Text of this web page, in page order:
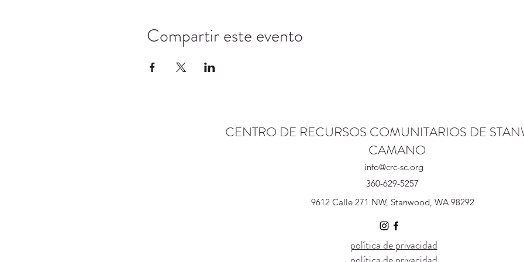
Compartir este evento
CENTRO DE RECURSOS COMUNITARIOS DE
CAMANO
info@crc-sc.org
360-629-5257
9612 Calle 271 NW, Stanwood, WA 98292
política de privacidad